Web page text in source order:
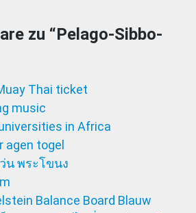
zu “Pelago-Sibbo-
Thai ticket
music
in Africa
agen togel
น พระโขนง
Balance Board Blauw